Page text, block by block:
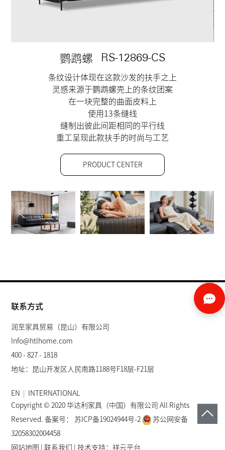
鹦鹉螺 RS-12869-CS
条纹设计体现在这款沙发的扶手之上
灵感来源于鹦鹉螺壳上的条纹团案
在一块完整的曲面皮料上
使用13条缝线
缝制出彼此间距相同的平行线
重工呈现此款扶手的时尚与工艺
PRODUCT CENTER
联系方式
润至家具贸易（昆山）有限公司
Info@htlhome.com
400 - 827 - 1818
地址：昆山开发区人民南路1188号F18层-F21层
EN
INTERNATIONAL
Copyright © 2020 华达利家具（中国）有限公司 All Rights
Reserved. 备案号： 苏ICP备19024944号-2
苏公网安备
32058302004458
网站地图
联系我们 | 技术支持：祥云平台